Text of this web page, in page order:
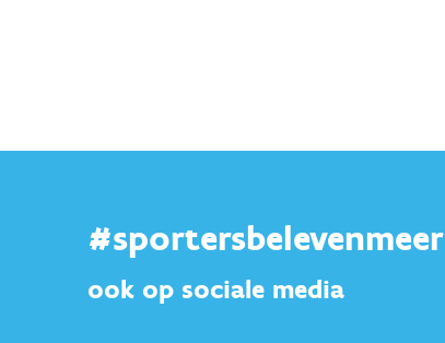
#sportersbelevenmeer
ook op sociale media